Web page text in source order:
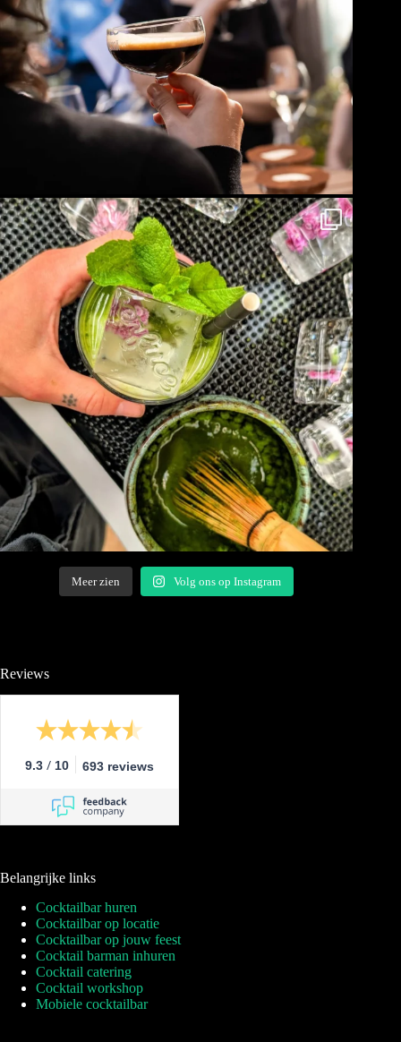
Meer zien Volg ons op Instagram
Reviews
9.3 / 10 693 reviews
Belangrijke links
Cocktailbar huren
Cocktailbar op locatie
Cocktailbar op jouw feest
Cocktail barman inhuren
Cocktail catering
Cocktail workshop
Mobiele cocktailbar